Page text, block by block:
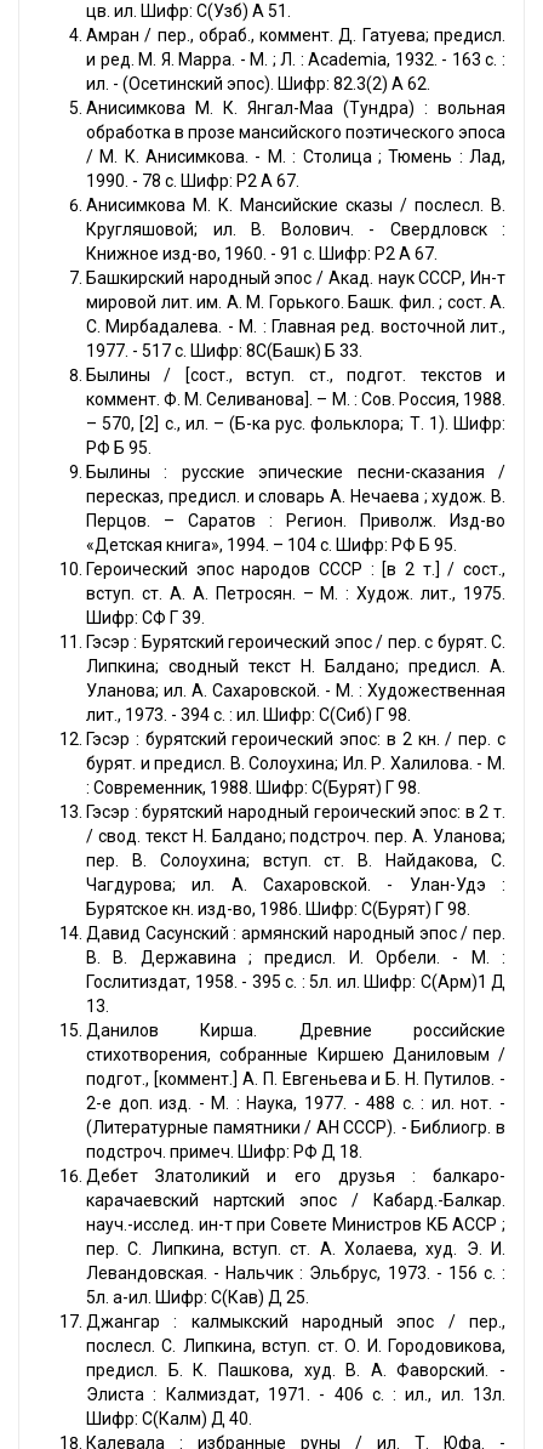
цв. ил. Шифр: С(Узб) А 51.
Амран / пер., обраб., коммент. Д. Гатуева; предисл.
и ред. М. Я. Марра. - М. ; Л. : Academia, 1932. - 163 с. :
ил. - (Осетинский эпос). Шифр: 82.3(2) А 62.
Анисимкова М. К. Янгал-Маа (Тундра) : вольная
обработка в прозе мансийского поэтического эпоса
/ М. К. Анисимкова. - М. : Столица ; Тюмень : Лад,
1990. - 78 с. Шифр: Р2 А 67.
Анисимкова М. К. Мансийские сказы / послесл. В.
Кругляшовой; ил. В. Волович. - Свердловск :
Книжное изд-во, 1960. - 91 с. Шифр: Р2 А 67.
Башкирский народный эпос / Акад. наук CCCР, Ин-т
мировой лит. им. А. М. Горького. Башк. фил. ; сост. А.
С. Мирбадалева. - М. : Главная ред. восточной лит.,
1977. - 517 с. Шифр: 8С(Башк) Б 33.
Былины / [сост., вступ. ст., подгот. текстов и
коммент. Ф. М. Селиванова]. – М. : Сов. Россия, 1988.
– 570, [2] с., ил. – (Б-ка рус. фольклора; Т. 1). Шифр:
РФ Б 95.
Былины : русские эпические песни-сказания /
пересказ, предисл. и словарь А. Нечаева ; худож. В.
Перцов. – Саратов : Регион. Приволж. Изд-во
«Детская книга», 1994. – 104 с. Шифр: РФ Б 95.
Героический эпос народов СССР : [в 2 т.] / сост.,
вступ. ст. А. А. Петросян. – М. : Худож. лит., 1975.
Шифр: СФ Г 39.
Гэсэр : Бурятский героический эпос / пер. с бурят. С.
Липкина; сводный текст Н. Балдано; предисл. А.
Уланова; ил. А. Сахаровской. - М. : Художественная
лит., 1973. - 394 с. : ил. Шифр: С(Сиб) Г 98.
Гэсэр : бурятский героический эпос: в 2 кн. / пер. с
бурят. и предисл. В. Солоухина; Ил. Р. Халилова. - М.
: Современник, 1988. Шифр: С(Бурят) Г 98.
Гэсэр : бурятский народный героический эпос: в 2 т.
/ свод. текст Н. Балдано; подстроч. пер. А. Уланова;
пер. В. Солоухина; вступ. ст. В. Найдакова, С.
Чагдурова; ил. А. Сахаровской. - Улан-Удэ :
Бурятское кн. изд-во, 1986. Шифр: С(Бурят) Г 98.
Давид Сасунский : армянский народный эпос / пер.
В. В. Державина ; предисл. И. Орбели. - М. :
Гослитиздат, 1958. - 395 с. : 5л. ил. Шифр: С(Арм)1 Д
13.
Данилов Кирша. Древние российские
стихотворения, собранные Киршею Даниловым /
подгот., [коммент.] А. П. Евгеньева и Б. Н. Путилов. -
2-е доп. изд. - М. : Наука, 1977. - 488 с. : ил. нот. -
(Литературные памятники / АН СССР). - Библиогр. в
подстроч. примеч. Шифр: РФ Д 18.
Дебет Златоликий и его друзья : балкаро-
карачаевский нартский эпос / Кабард.-Балкар.
науч.-исслед. ин-т при Совете Министров КБ АССР ;
пер. С. Липкина, вступ. ст. А. Холаева, худ. Э. И.
Левандовская. - Нальчик : Эльбрус, 1973. - 156 с. :
5л. a-ил. Шифр: С(Кав) Д 25.
Джангар : калмыкский народный эпос / пер.,
послесл. С. Липкина, вступ. ст. О. И. Городовикова,
предисл. Б. К. Пашкова, худ. В. А. Фаворский. -
Элиста : Калмиздат, 1971. - 406 с. : ил., ил. 13л.
Шифр: С(Калм) Д 40.
Калевала : избранные руны / ил. Т. Юфа. -